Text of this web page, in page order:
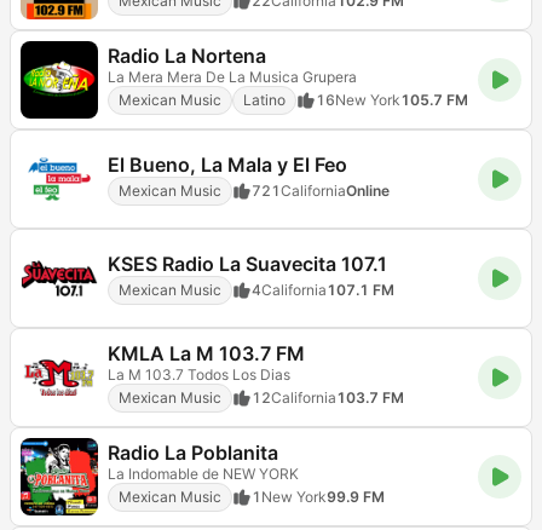
Radio La Nortena
La Mera Mera De La Musica Grupera
Mexican Music
Latino 16New York105.7 FM
El Bueno, La Mala y El Feo
Mexican Music 721CaliforniaOnline
KSES Radio La Suavecita 107.1
Mexican Music 4California107.1 FM
KMLA La M 103.7 FM
La M 103.7 Todos Los Dias
Mexican Music
12California103.7 FM
Radio La Poblanita
La Indomable de NEW YORK
Mexican Music
1 New York99.9 FM